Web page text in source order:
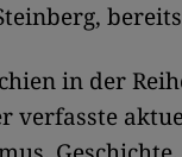
in der
verfasste